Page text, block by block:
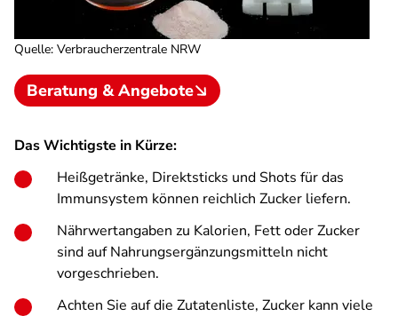
Quelle: Verbraucherzentrale NRW
Beratung & Angebote
Das Wichtigste in Kürze:
Heißgetränke, Direktsticks und Shots für das
Immunsystem können reichlich Zucker liefern.
Nährwertangaben zu Kalorien, Fett oder Zucker
sind auf Nahrungsergänzungsmitteln nicht
vorgeschrieben.
Achten Sie auf die Zutatenliste, Zucker kann viele